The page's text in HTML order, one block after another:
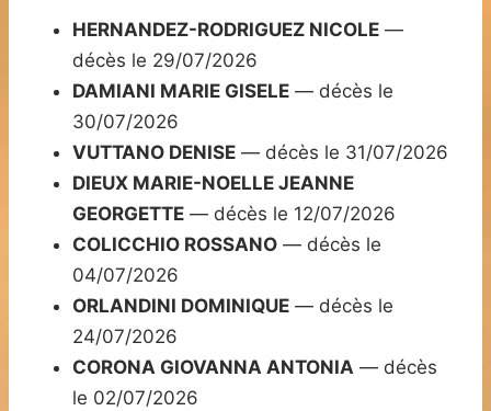
HERNANDEZ-RODRIGUEZ NICOLE —
décès le 29/07/2026
DAMIANI MARIE GISELE — décès le
30/07/2026
VUTTANO DENISE — décès le 31/07/2026
DIEUX MARIE-NOELLE JEANNE
GEORGETTE — décès le 12/07/2026
COLICCHIO ROSSANO — décès le
04/07/2026
ORLANDINI DOMINIQUE — décès le
24/07/2026
CORONA GIOVANNA ANTONIA — décès
le 02/07/2026